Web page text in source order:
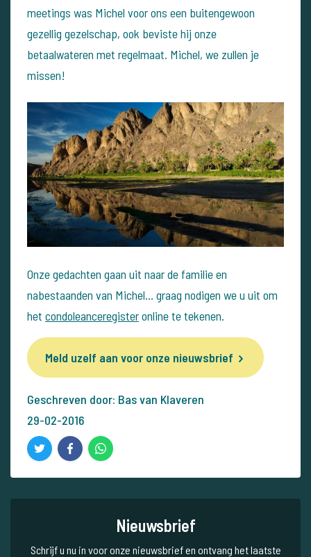
meetings was Michel voor ons een buitengewoon
gezellig gezelschap, ook beviste hij onze
betaalwateren met regelmaat. Michel, we zullen je
missen!
Onze gedachten gaan uit naar de familie en
nabestaanden van Michel... graag nodigen we u uit om
het condoleanceregisteronline te tekenen.
Meld uzelf aan voor onze nieuwsbrief
Geschreven door: Bas van Klaveren
29-02-2016
Nieuwsbrief
Schrijf u nu in voor onze nieuwsbrief en ontvang het laatste